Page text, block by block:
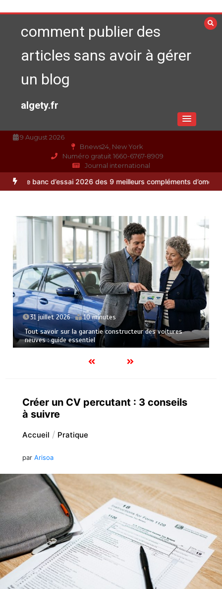
au
contenucomment publier des
articles sans avoir à gérer
un blog
algety.fr
9 August 2026
Bnews24, New York
Numéro gratuit 1660-6767-8909
Journal international
2026 des 9 meilleurs compléments d’oméga 3
des voitures
23 juillet 2026 6 minutes
Le soutien de la cuisine moderne :
des grands repas traditionnels
Créer un CV percutant : 3 conseils
à suivre
Accueil Pratique
par Arisoa